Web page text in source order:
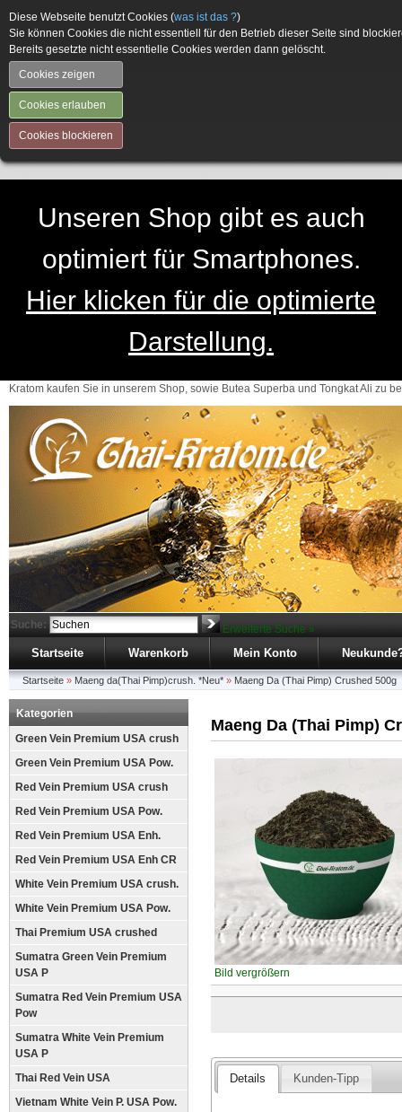
Unseren Shop gibt es auch
optimiert für Smartphones.
Hier klicken für die optimierte
Darstellung.
Diese Webseite benutzt Cookies (was ist das ?)
Sie können Cookies die nicht essentiell für den Betrieb dieser Seite sind
Bereits gesetzte nicht essentielle Cookies werden dann gelöscht.
Cookies zeigen
Cookies erlauben
Cookies blockieren
Kratom kaufen Sie in unserem Shop, sowie Butea Superba und Tongkat Ali zu
Suche: Erweiterte Suche »
Startseite Warenkorb Mein Konto
Startseite » Maeng da(Thai Pimp)crush. *Neu* » Maeng Da (Thai Pimp) Crushed 500g
Kategorien
Green Vein Premium USA crush
Green Vein Premium USA Pow.
Red Vein Premium USA crush
Red Vein Premium USA Pow.
Red Vein Premium USA Enh.
Red Vein Premium USA Enh CR
White Vein Premium USA crush.
White Vein Premium USA Pow.
Thai Premium USA crushed
Sumatra Green Vein Premium
USA P
Sumatra Red Vein Premium USA
Pow
Sumatra White Vein Premium
USA P
Thai Red Vein USA
Vietnam White Vein P. USA Pow.
Maeng Da (Thai Pimp)
Bild vergrößern
Details Kunden-Tipp